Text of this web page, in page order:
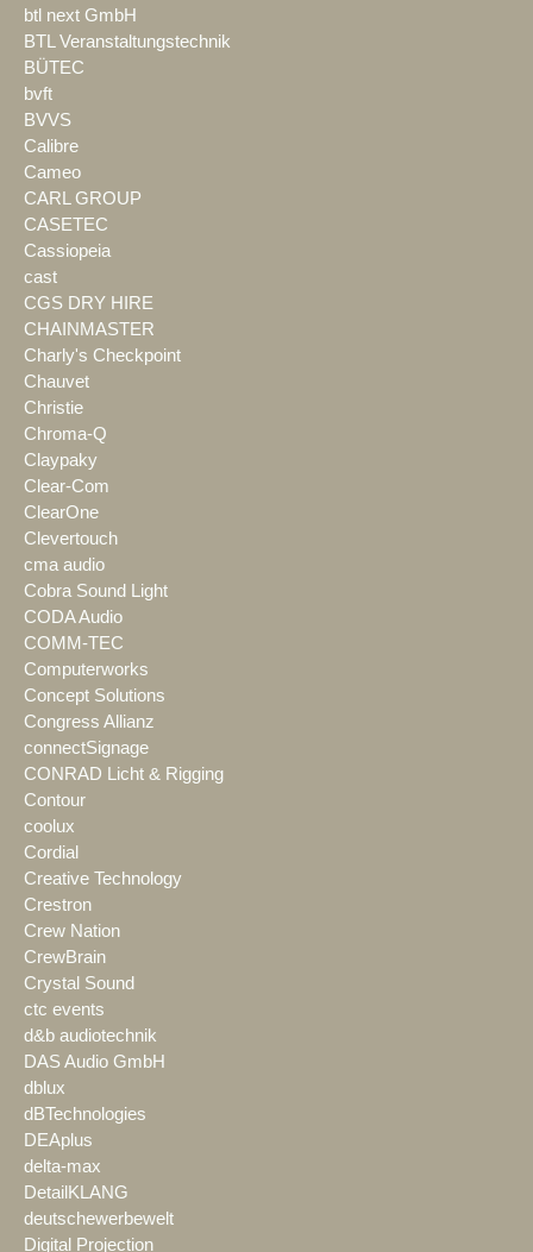
btl next GmbH
BTL Veranstaltungstechnik
BÜTEC
bvft
BVVS
Calibre
Cameo
CARL GROUP
CASETEC
Cassiopeia
cast
CGS DRY HIRE
CHAINMASTER
Charly's Checkpoint
Chauvet
Christie
Chroma-Q
Claypaky
Clear-Com
ClearOne
Clevertouch
cma audio
Cobra Sound Light
CODA Audio
COMM-TEC
Computerworks
Concept Solutions
Congress Allianz
connectSignage
CONRAD Licht & Rigging
Contour
coolux
Cordial
Creative Technology
Crestron
Crew Nation
CrewBrain
Crystal Sound
ctc events
d&b audiotechnik
DAS Audio GmbH
dblux
dBTechnologies
DEAplus
delta-max
DetailKLANG
deutschewerbewelt
Digital Projection